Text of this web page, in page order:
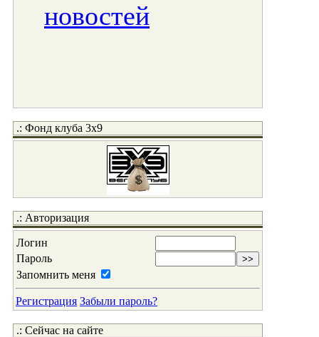
новостей
.: Фонд клуба 3x9
.: Авторизация
Логин
Пароль
Запомнить меня
Регистрация Забыли пароль?
.: Сейчас на сайте